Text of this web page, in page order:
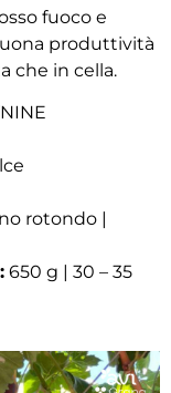
fuoco e
produttività
che in cella.
rotondo |
650 g | 30 – 35